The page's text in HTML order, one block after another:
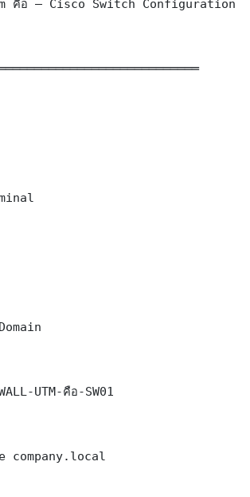
อ — Cisco Switch Configuration
UTM-คือ-SW01
company.local